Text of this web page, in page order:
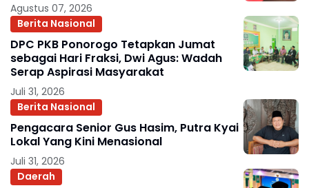
Agustus 07, 2026
Berita Nasional
DPC PKB Ponorogo Tetapkan Jumat
sebagai Hari Fraksi, Dwi Agus: Wadah
Serap Aspirasi Masyarakat
Juli 31, 2026
Berita Nasional
Pengacara Senior Gus Hasim, Putra Kyai
Lokal Yang Kini Menasional
Juli 31, 2026
Daerah